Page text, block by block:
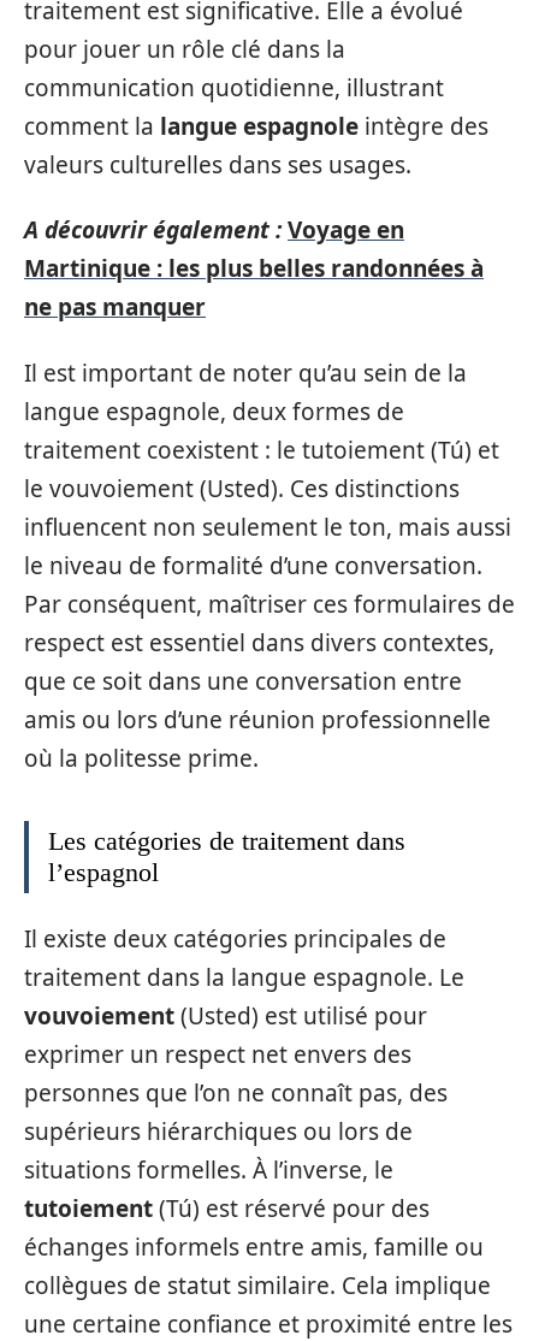
traitement est significative. Elle a évolué
pour jouer un rôle clé dans la
communication quotidienne, illustrant
comment la langue espagnole intègre des
valeurs culturelles dans ses usages.
A découvrir également :Voyage en
Martinique : les plus belles randonnées à
ne pas manquer
Il est important de noter qu’au sein de la
langue espagnole, deux formes de
traitement coexistent : le tutoiement (Tú) et
le vouvoiement (Usted). Ces distinctions
influencent non seulement le ton, mais aussi
le niveau de formalité d’une conversation.
Par conséquent, maîtriser ces formulaires de
respect est essentiel dans divers contextes,
que ce soit dans une conversation entre
amis ou lors d’une réunion professionnelle
où la politesse prime.
Les catégories de traitement dans
l’espagnol
Il existe deux catégories principales de
traitement dans la langue espagnole. Le
vouvoiement(Usted) est utilisé pour
exprimer un respect net envers des
personnes que l’on ne connaît pas, des
supérieurs hiérarchiques ou lors de
situations formelles. À l’inverse, le
tutoiement(Tú) est réservé pour des
échanges informels entre amis, famille ou
collègues de statut similaire. Cela implique
une certaine confiance et proximité entre les